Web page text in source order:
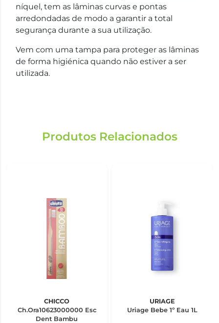
níquel, tem as lâminas curvas e pontas
arredondadas de modo a garantir a total
segurança durante a sua utilização.
Vem com uma tampa para proteger as lâminas
de forma higiénica quando não estiver a ser
utilizada.
Produtos Relacionados
CHICCO
Ch.Ora10623000000 Esc
Dent Bambu
URIAGE
Uriage Bebe 1º Eau 1L